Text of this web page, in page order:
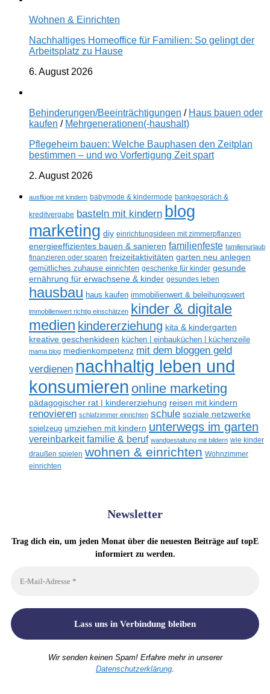
Wohnen & Einrichten
Nachhaltiges Homeoffice für Familien: So gelingt der
Arbeitsplatz zu Hause
6. August 2026
Behinderungen/Beeinträchtigungen / Haus bauen oder
kaufen / Mehrgenerationen(-haushalt)
Pflegeheim bauen: Welche Bauphasen den Zeitplan
bestimmen – und wo Vorfertigung Zeit spart
2. August 2026
ausflüge mit kindern babymode & kindermode bankgespräch &
kreditvergabe basteln mit kindern blog
marketing diy einrichtungsideen mit zimmerpflanzen
energieeffizientes bauen & sanieren familienfeste familienurlaub
finanzieren oder sparen freizeitaktivitäten garten neu anlegen
gemütliches zuhause einrichten geschenke für kinder gesunde
ernährung für erwachsene & kinder gesundes leben
hausbau haus kaufen immobilienwert & beleihungswert
immobilienwert richtig einschätzen kinder & digitale
medien kindererziehung kita & kindergarten
kreative geschenkideen küchen | einbauküchen | küchenzeile
mama blog medienkompetenz mit dem bloggen geld
verdienen nachhaltig leben und
konsumieren online marketing
pädagogischer rat | kindererziehung reisen mit kindern
renovieren schlafzimmer einrichten schule soziale netzwerke
spielzeug umziehen mit kindern unterwegs im garten
vereinbarkeit familie & beruf wandgestaltung mit bildern wie kinder
draußen spielen wohnen & einrichten Wohnzimmer
einrichten
Newsletter
Trag dich ein, um jeden Monat über die neuesten Beiträge auf topE
informiert zu werden.
Wir senden keinen Spam! Erfahre mehr in unserer
Datenschutzerklärung